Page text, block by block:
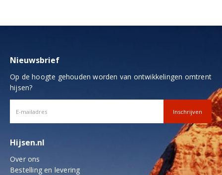
Nieuwsbrief
Op de hoogte gehouden worden van ontwikkelingen omtrent
hijsen?
Hijsen.nl
Over ons
Bestelling en levering